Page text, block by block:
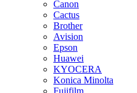
Canon
Cactus
Brother
Avision
Epson
Huawei
KYOCERA
Konica Minolta